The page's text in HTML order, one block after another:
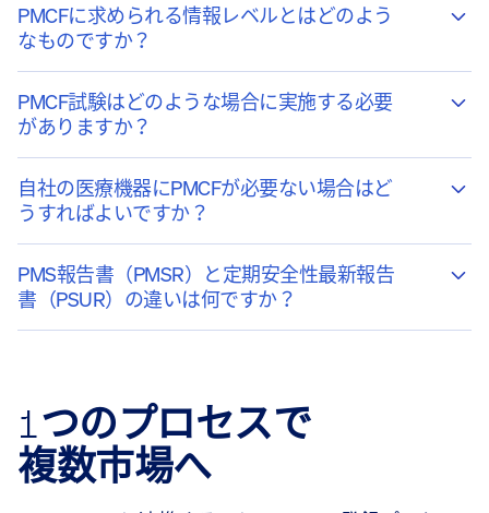
PMCFに求められる情報レベルとはどのよう
なものですか？
PMCF試験はどのような場合に実施する必要
がありますか？
自社の医療機器にPMCFが必要ない場合はど
うすればよいですか？
PMS報告書（PMSR）と定期安全性最新報告
書（PSUR）の違いは何ですか？
1つのプロセスで
複数市場へ